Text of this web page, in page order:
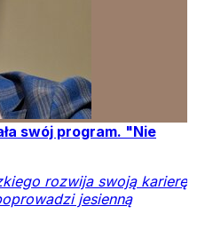
swój program. "Nie
rozwija swoją karierę
jesienną